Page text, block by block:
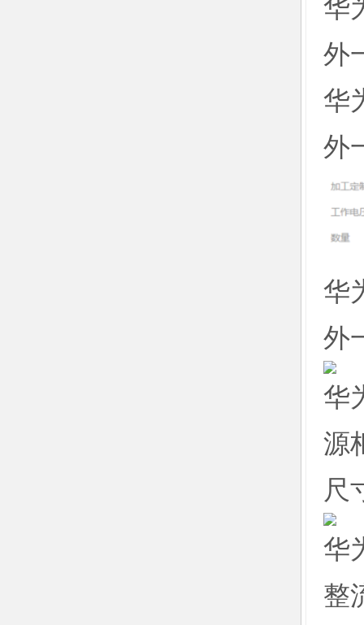
华
外
华
外
华
外
华
源
尺
华
整